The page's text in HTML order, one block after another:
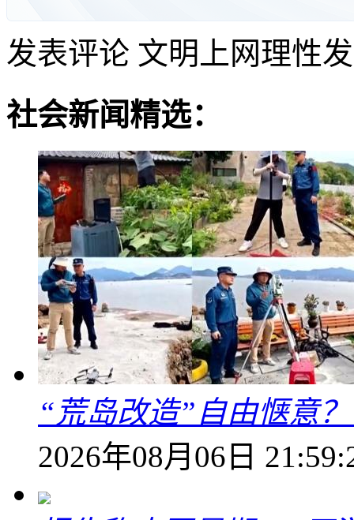
发表评论 文明上网理性
社会新闻精选：
“荒岛改造”自由惬意
2026年08月06日